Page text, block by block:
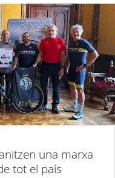
una marxa
tot el país